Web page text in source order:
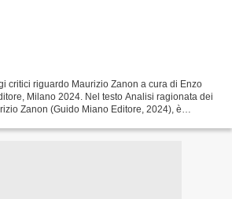
critici riguardo Maurizio Zanon a cura di Enzo
Milano 2024. Nel testo Analisi ragionata dei
Zanon (Guido Miano Editore, 2024), è